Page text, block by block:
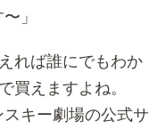
」
れば誰にでもわか
買えますよね。
キー劇場の公式サ